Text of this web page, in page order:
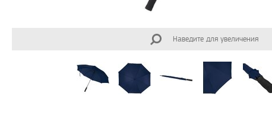
Наведите для увеличения